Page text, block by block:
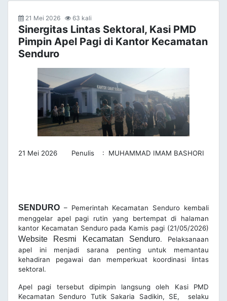
21 Mei 2026 63 kali
Sinergitas Lintas Sektoral, Kasi PMD
Pimpin Apel Pagi di Kantor Kecamatan
Senduro
21 Mei 2026 Penulis : MUHAMMAD IMAM BASHORI
SENDURO – Pemerintah Kecamatan Senduro kembali
menggelar apel pagi rutin yang bertempat di halaman
kantor Kecamatan Senduro pada Kamis pagi (21/05/2026)
Website Resmi Kecamatan Senduro. Pelaksanaan
apel ini menjadi sarana penting untuk memantau
kehadiran pegawai dan memperkuat koordinasi lintas
sektoral.
Apel pagi tersebut dipimpin langsung oleh Kasi PMD
Kecamatan Senduro Tutik Sakaria Sadikin, SE, selaku